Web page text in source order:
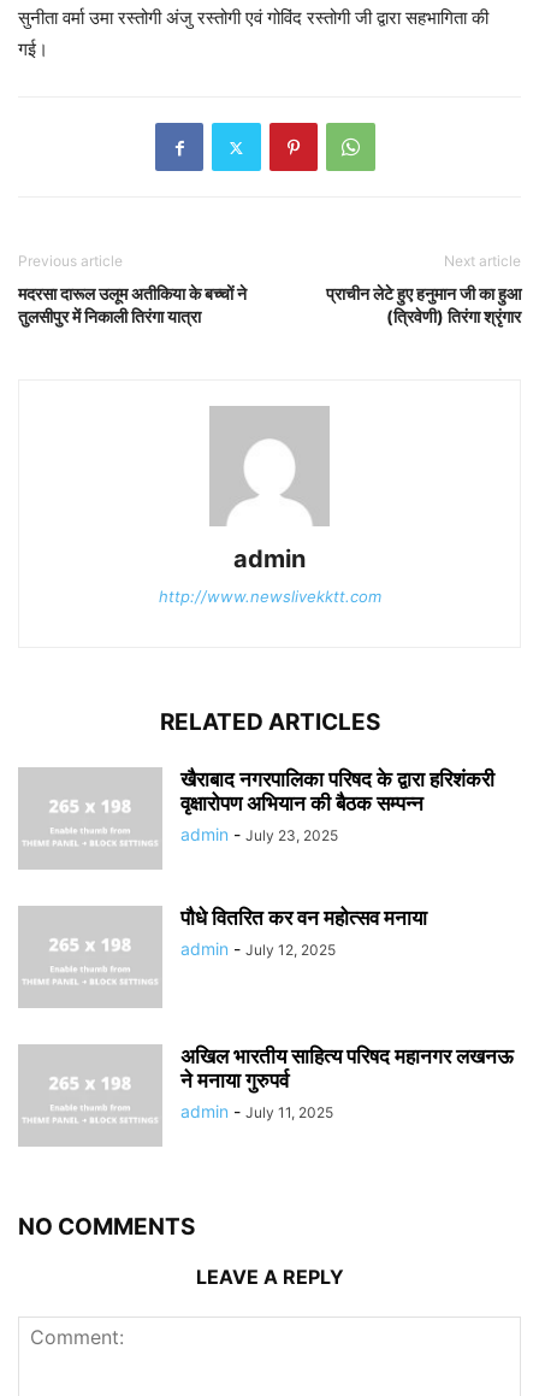
सुनीता वर्मा उमा रस्तोगी अंजु रस्तोगी एवं गोविंद रस्तोगी जी द्वारा सहभागिता की
गई।
Previous article
मदरसा दारूल उलूम अतीकिया के बच्चों ने
तुलसीपुर में निकाली तिरंगा यात्रा
Next article
प्राचीन लेटे हुए हनुमान जी का हुआ
(त्रिवेणी) तिरंगा श्रृंगार
admin
http://www.newslivekktt.com
RELATED ARTICLES
खैराबाद नगरपालिका परिषद के द्वारा हरिशंकरी
वृक्षारोपण अभियान की बैठक सम्पन्न
admin - July 23, 2025
पौधे वितरित कर वन महोत्सव मनाया
admin - July 12, 2025
अखिल भारतीय साहित्य परिषद महानगर लखनऊ
ने मनाया गुरुपर्व
admin - July 11, 2025
NO COMMENTS
LEAVE A REPLY